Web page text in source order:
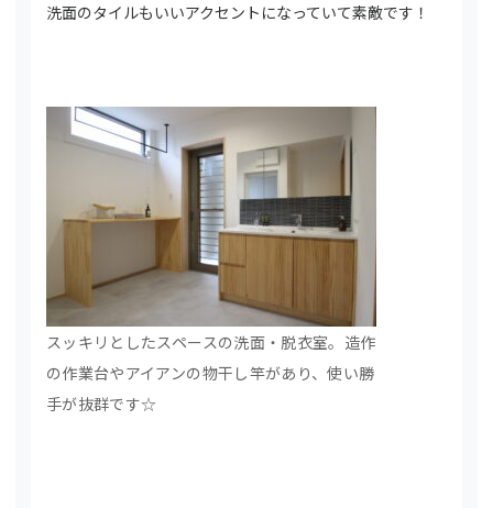
洗面のタイルもいいアクセントになっていて素敵です！
スッキリとしたスペースの洗面・脱衣室。造作
の作業台やアイアンの物干し竿があり、使い勝
手が抜群です☆